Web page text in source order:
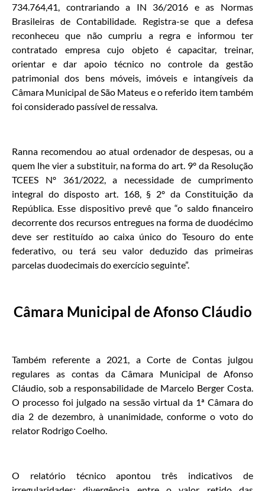
734.764,41, contrariando a IN 36/2016 e as Normas
Brasileiras de Contabilidade. Registra-se que a defesa
reconheceu que não cumpriu a regra e informou ter
contratado empresa cujo objeto é capacitar, treinar,
orientar e dar apoio técnico no controle da gestão
patrimonial dos bens móveis, imóveis e intangíveis da
Câmara Municipal de São Mateus e o referido item também
foi considerado passível de ressalva.
Ranna recomendou ao atual ordenador de despesas, ou a
quem lhe vier a substituir, na forma do art. 9º da Resolução
TCEES Nº 361/2022, a necessidade de cumprimento
integral do disposto art. 168, § 2º da Constituição da
República. Esse dispositivo prevê que “o saldo financeiro
decorrente dos recursos entregues na forma de duodécimo
deve ser restituído ao caixa único do Tesouro do ente
federativo, ou terá seu valor deduzido das primeiras
parcelas duodecimais do exercício seguinte”.
Câmara Municipal de Afonso Cláudio
Também referente a 2021, a Corte de Contas julgou
regulares as contas da Câmara Municipal de Afonso
Cláudio, sob a responsabilidade de Marcelo Berger Costa.
O processo foi julgado na sessão virtual da 1ª Câmara do
dia 2 de dezembro, à unanimidade, conforme o voto do
relator Rodrigo Coelho.
O relatório técnico apontou três indicativos de